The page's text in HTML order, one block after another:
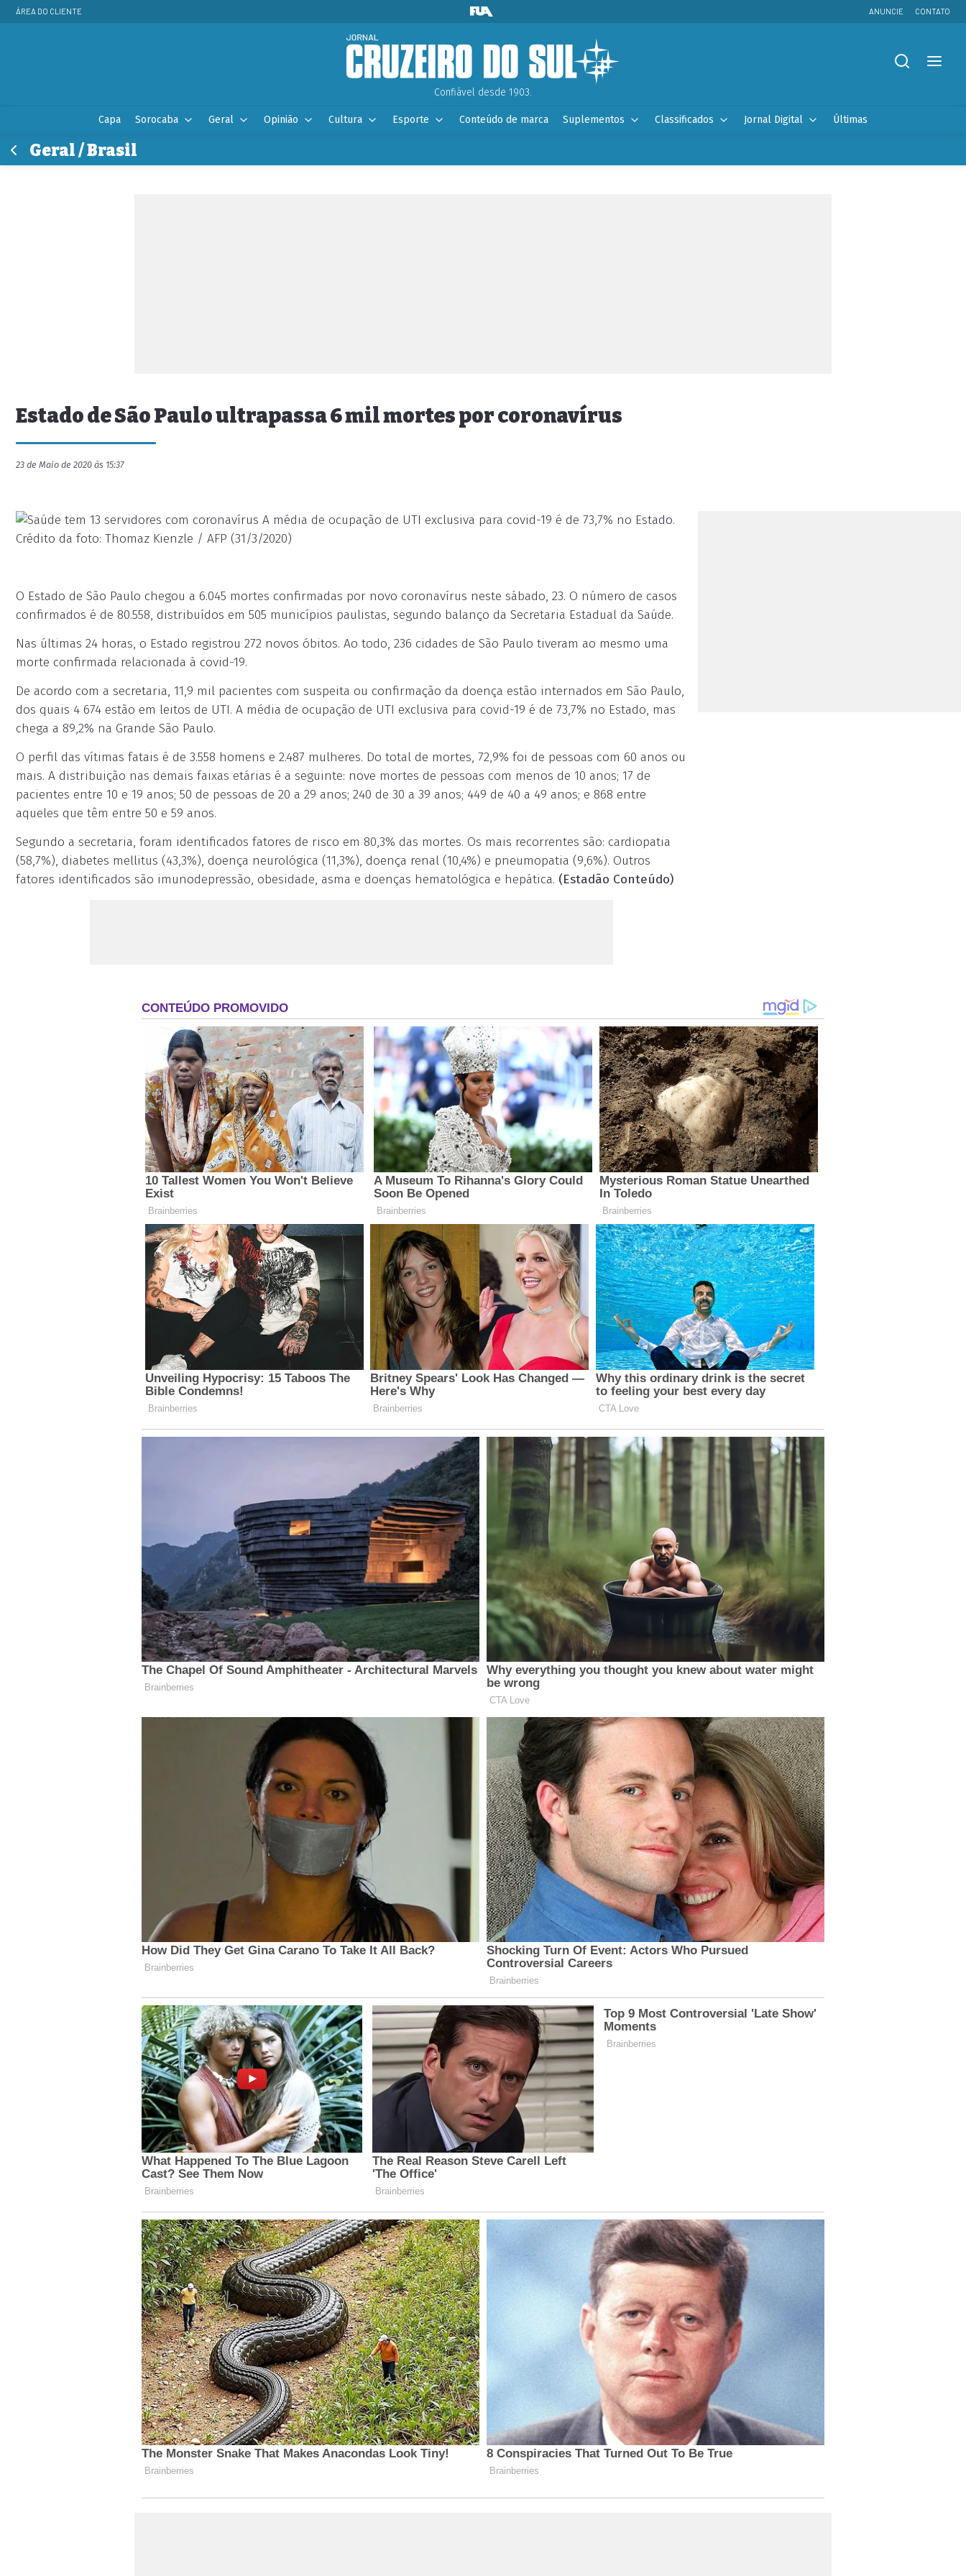
ÁREA DO CLIENTE ANUNCIE CONTATO
Confiável desde 1903.
Capa Sorocaba Geral Opinião Cultura Esporte Conteúdo de marca Suplementos Classificados Jornal Digital Últimas
Geral / Brasil
Estado de São Paulo ultrapassa 6 mil mortes por coronavírus
23 de Maio de 2020 às 15:37
A média de ocupação de UTI exclusiva para covid-19 é de 73,7% no Estado.
Crédito da foto: Thomaz Kienzle / AFP (31/3/2020)
O Estado de São Paulo chegou a 6.045 mortes confirmadas por novo coronavírus neste sábado, 23. O número de casos
confirmados é de 80.558, distribuídos em 505 municípios paulistas, segundo balanço da Secretaria Estadual da Saúde.
Nas últimas 24 horas, o Estado registrou 272 novos óbitos. Ao todo, 236 cidades de São Paulo tiveram ao mesmo uma
morte confirmada relacionada à covid-19.
De acordo com a secretaria, 11,9 mil pacientes com suspeita ou confirmação da doença estão internados em São Paulo,
dos quais 4 674 estão em leitos de UTI. A média de ocupação de UTI exclusiva para covid-19 é de 73,7% no Estado, mas
chega a 89,2% na Grande São Paulo.
O perfil das vítimas fatais é de 3.558 homens e 2.487 mulheres. Do total de mortes, 72,9% foi de pessoas com 60 anos ou
mais. A distribuição nas demais faixas etárias é a seguinte: nove mortes de pessoas com menos de 10 anos; 17 de
pacientes entre 10 e 19 anos; 50 de pessoas de 20 a 29 anos; 240 de 30 a 39 anos; 449 de 40 a 49 anos; e 868 entre
aqueles que têm entre 50 e 59 anos.
Segundo a secretaria, foram identificados fatores de risco em 80,3% das mortes. Os mais recorrentes são: cardiopatia
(58,7%), diabetes mellitus (43,3%), doença neurológica (11,3%), doença renal (10,4%) e pneumopatia (9,6%). Outros
fatores identificados são imunodepressão, obesidade, asma e doenças hematológica e hepática. (Estadão Conteúdo)